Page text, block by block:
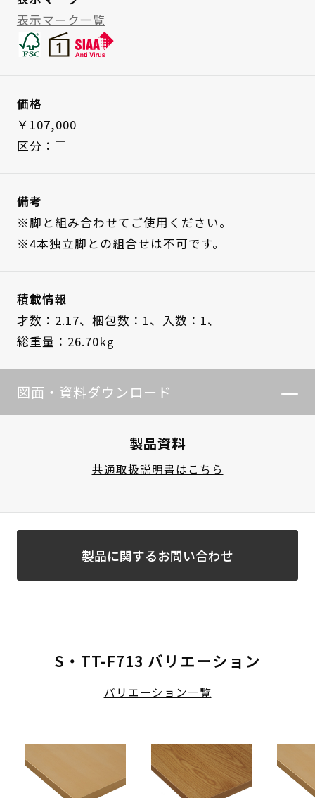
表示マーク一覧
価格
￥107,000
区分：□
備考
※脚と組み合わせてご使用ください。
※4本独立脚との組合せは不可です。
積載情報
才数：2.17、 梱包数：1、
入数：1、
総重量：26.70kg
図面・資料ダウンロード
製品資料
共通取扱説明書はこちら
製品に関するお問い合わせ
S・TT-F713 バリエーション
バリエーション一覧